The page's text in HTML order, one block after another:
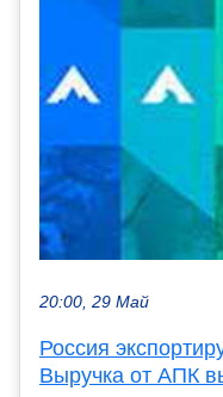
20:00, 29 Май
Россия
Выручка от АПК